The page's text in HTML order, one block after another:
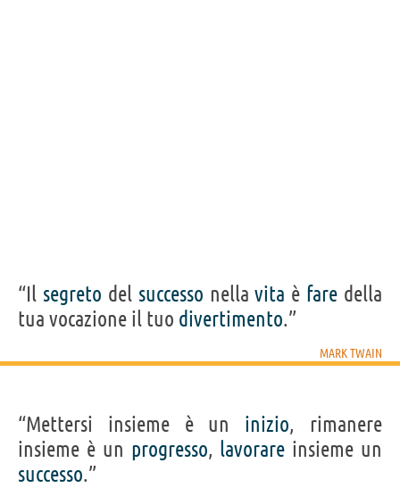
“Il segreto del successo nellavita è fare della
tua vocazione il tuo divertimento.”
MARK TWAIN
“Mettersi insieme è un inizio, rimanere
insieme è un progresso, lavorare insieme un
successo.”